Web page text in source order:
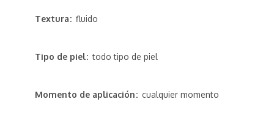
Tipo de piel todo tipo de piel
Textura fluido
Momento de aplicación cualquier momento